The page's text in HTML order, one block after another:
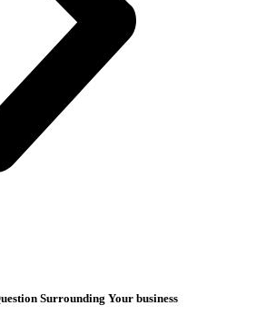
Surrounding Your business